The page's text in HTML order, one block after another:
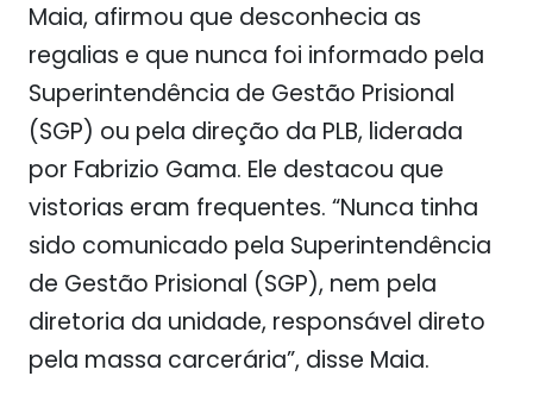
Maia, afirmou que desconhecia as
regalias e que nunca foi informado pela
Superintendência de Gestão Prisional
(SGP) ou pela direção da PLB, liderada
por Fabrizio Gama. Ele destacou que
vistorias eram frequentes. “Nunca tinha
sido comunicado pela Superintendência
de Gestão Prisional (SGP), nem pela
diretoria da unidade, responsável direto
pela massa carcerária”, disse Maia.